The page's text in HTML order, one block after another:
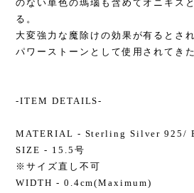
のない単色の瑪瑙も含めてオニキス
る。
大変強力な魔除けの効果が有るとさ
パワーストーンとして使用されてき
-ITEM DETAILS-
MATERIAL - Sterling Silver 925/
SIZE - 15.5号
※サイズ直し不可
WIDTH - 0.4cm(Maximum)